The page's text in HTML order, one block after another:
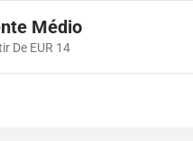
Médio
De EUR 14